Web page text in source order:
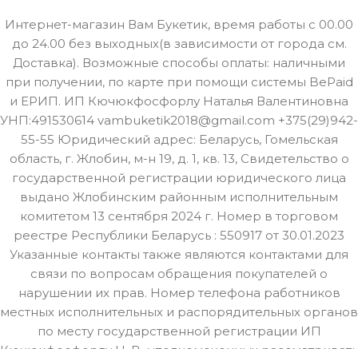
Интернет-магазин Вам Букетик, время работы с 00.00
до 24.00 без выходных(в зависимости от города см.
Доставка). Возможные способы оплаты: наличными
при получении, по карте при помощи системы BePaid
и ЕРИП. ИП Кючюкфосфорлу Наталья Валентиновна
УНП:491530614 vambuketik2018@gmail.com +375(29)942-
55-55 Юридический адрес: Беларусь, Гомельская
область, г. Жлобин, м-н 19, д. 1, кв. 13, Свидетельство о
государственной регистрации юридического лица
выдано Жлобинским районным исполнительным
комитетом 13 сентября 2024 г. Номер в торговом
реестре Республики Беларусь : 550917 от 30.01.2023
Указанные контакты также являются контактами для
связи по вопросам обращения покупателей о
нарушении их прав. Номер телефона работников
местных исполнительных и распорядительных органов
по месту государственной регистрации ИП